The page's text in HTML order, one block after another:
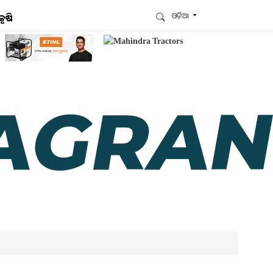
ଓଡ଼ିଆ
ଆମେ ହ୍ବାଟ୍ସଆପ୍‌ରେ ଅଛୁ ! ଆମ ହ୍ବାଟ୍ସଆପ ଗ୍ରୁପରେ
ଏବଂ ଆପଙ୍କୁ ଆବଶ୍ୟକ ହେଉଥିବା ସବୁ
ଗୁରୁତ୍ବପୂର୍ଣ୍ଣ ଅପଡେଟ୍‌ ପାଆନ୍ତୁ ପ୍ରତିଦିନ ।